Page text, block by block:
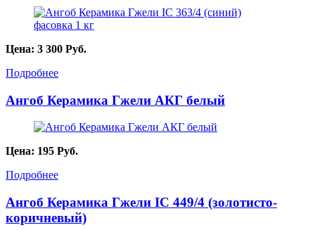
Цена: 3 300 Руб.
Подробнее
Ангоб Керамика Гжели АКГ белый
Цена: 195 Руб.
Подробнее
Ангоб Керамика Гжели IC 449/4 (золотисто-
коричневый)